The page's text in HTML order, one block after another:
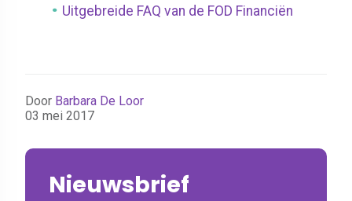
Uitgebreide FAQ van de FOD Financiën
Door Barbara De Loor
03 mei 2017
Nieuwsbrief